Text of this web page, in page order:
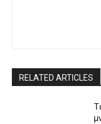
RELATED ARTICLES